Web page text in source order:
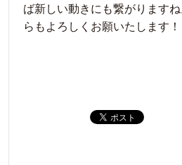
ば新しい動きにも繋がります
らもよろしくお願いたします！